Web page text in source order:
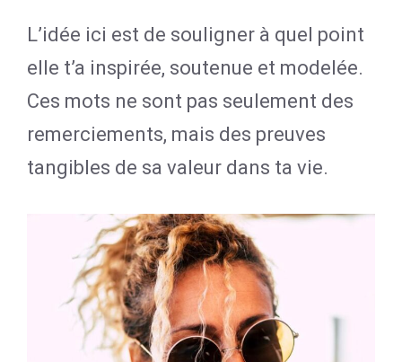
L’idée ici est de souligner à quel point
elle t’a inspirée, soutenue et modelée.
Ces mots ne sont pas seulement des
remerciements, mais des preuves
tangibles de sa valeur dans ta vie.